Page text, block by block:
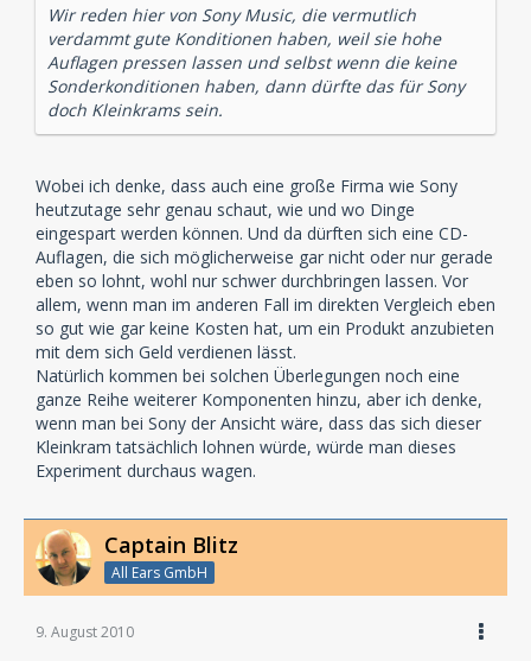
Wir reden hier von Sony Music, die vermutlich
verdammt gute Konditionen haben, weil sie hohe
Auflagen pressen lassen und selbst wenn die keine
Sonderkonditionen haben, dann dürfte das für Sony
doch Kleinkrams sein.
Wobei ich denke, dass auch eine große Firma wie Sony
heutzutage sehr genau schaut, wie und wo Dinge
eingespart werden können. Und da dürften sich eine CD-
Auflagen, die sich möglicherweise gar nicht oder nur gerade
eben so lohnt, wohl nur schwer durchbringen lassen. Vor
allem, wenn man im anderen Fall im direkten Vergleich eben
so gut wie gar keine Kosten hat, um ein Produkt anzubieten
mit dem sich Geld verdienen lässt.
Natürlich kommen bei solchen Überlegungen noch eine
ganze Reihe weiterer Komponenten hinzu, aber ich denke,
wenn man bei Sony der Ansicht wäre, dass das sich dieser
Kleinkram tatsächlich lohnen würde, würde man dieses
Experiment durchaus wagen.
Captain Blitz
All Ears GmbH
9. August 2010